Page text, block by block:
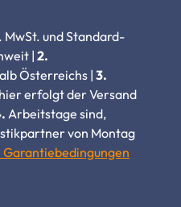
und Standard-
|2.
Österreichs | 3.
erfolgt der Versand
Arbeitstage sind,
von Montag
Garantiebedingungen